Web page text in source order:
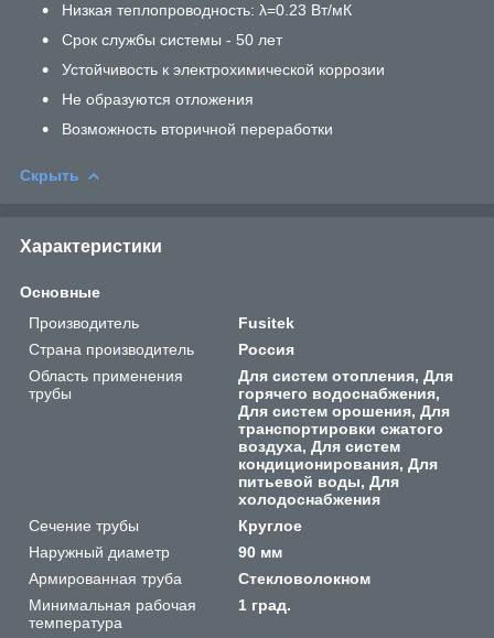
Низкая теплопроводность: λ=0.23 Вт/мК
Срок службы системы - 50 лет
Устойчивость к электрохимической коррозии
Не образуются отложения
Возможность вторичной переработки
Скрыть
Характеристики
Основные
Производитель
Fusitek
Страна производитель
Россия
Область применения
трубы
Для систем отопления, Для
горячего водоснабжения,
Для систем орошения, Для
транспортировки сжатого
воздуха, Для систем
кондиционирования, Для
питьевой воды, Для
холодоснабжения
Сечение трубы
Круглое
Наружный диаметр
90 мм
Армированная труба
Стекловолокном
Минимальная рабочая
температура
1 град.